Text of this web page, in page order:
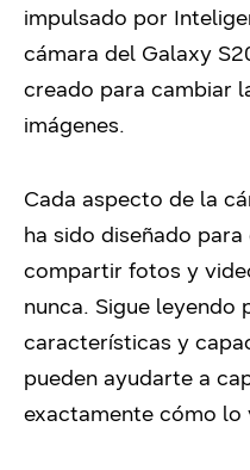
impulsado por
cámara del Galaxy
creado para cambiar
imágenes.
Cada aspecto de la
ha sido diseñado
compartir fotos y
nunca. Sigue leyendo
características y
pueden ayudarte a
exactamente cómo lo